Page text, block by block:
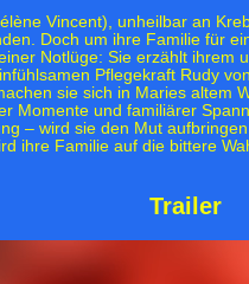
Vincent), unheilbar an
Doch um ihre Familie für
Notlüge: Sie erzählt ihrem
Pflegekraft Rudy
sie sich in Maries altem
Momente und familiärer
– wird sie den Mut
ihre Familie auf die bittere
Trailer